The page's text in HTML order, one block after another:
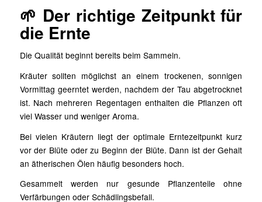
🌱 Der richtige Zeitpunkt für
die Ernte
Die Qualität beginnt bereits beim Sammeln.
Kräuter sollten möglichst an einem trockenen, sonnigen
Vormittag geerntet werden, nachdem der Tau abgetrocknet
ist. Nach mehreren Regentagen enthalten die Pflanzen oft
viel Wasser und weniger Aroma.
Bei vielen Kräutern liegt der optimale Erntezeitpunkt kurz
vor der Blüte oder zu Beginn der Blüte. Dann ist der Gehalt
an ätherischen Ölen häufig besonders hoch.
Gesammelt werden nur gesunde Pflanzenteile ohne
Verfärbungen oder Schädlingsbefall.